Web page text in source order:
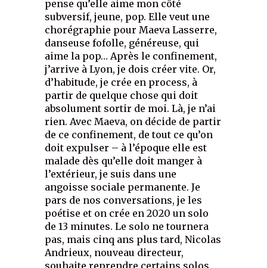
pense qu’elle aime mon côté
subversif, jeune, pop. Elle veut une
chorégraphie pour Maeva Lasserre,
danseuse fofolle, généreuse, qui
aime la pop… Après le confinement,
j’arrive à Lyon, je dois créer vite. Or,
d’habitude, je crée en process, à
partir de quelque chose qui doit
absolument sortir de moi. Là, je n’ai
rien. Avec Maeva, on décide de partir
de ce confinement, de tout ce qu’on
doit expulser – à l’époque elle est
malade dès qu’elle doit manger à
l’extérieur, je suis dans une
angoisse sociale permanente. Je
pars de nos conversations, je les
poétise et on crée en 2020 un solo
de 13 minutes. Le solo ne tournera
pas, mais cinq ans plus tard, Nicolas
Andrieux, nouveau directeur,